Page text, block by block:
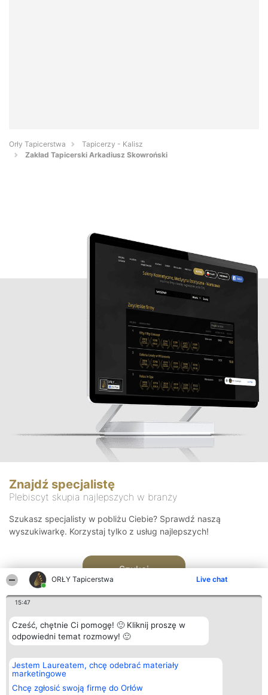
ORŁY Tapicerstwa Live chat
15:47
Cześć, chętnie Ci pomogę! 🙂 Kliknij proszę w
odpowiedni temat rozmowy! 🙂
Jestem Laureatem, chcę odebrać materiały
marketingowe
Chcę zgłosić swoją firmę do Orłów
Orły Tapicerstwa
Tapicerzy - Kalisz
Zakład Tapicerski Arkadiusz Skowroński
Znajdź specjalistę
Plebiscyt skupia najlepszych w branży
Szukasz specjalisty w pobliżu Ciebie? Sprawdź naszą
wyszukiwarkę. Korzystaj tylko z usług najlepszych!
Szukaj
Organizator plebiscytu
Bright Side Solutions sp. z o.
o. sp. k.
ul. Ruska 22
Wrocław 50-079
Plebiscyt
Laureaci
wszystkich
Laureatów
Kontakt
Kontakt